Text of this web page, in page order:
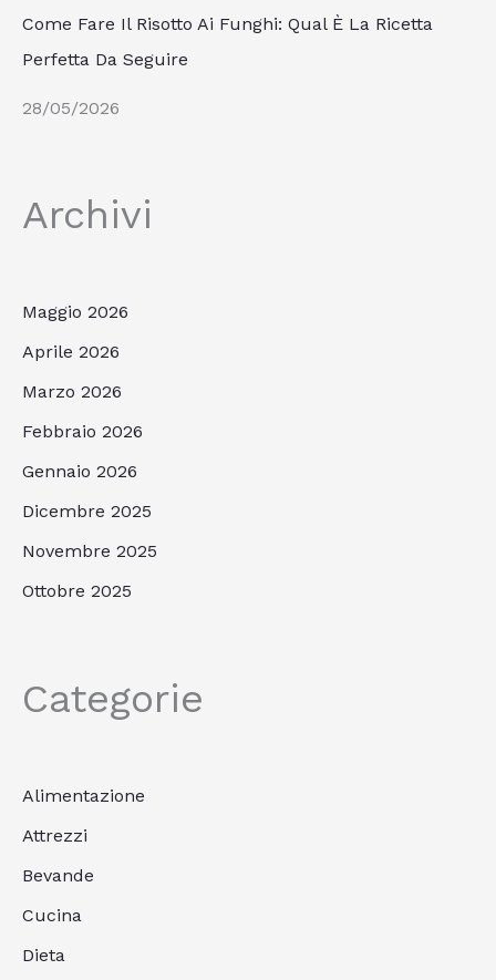
Come Fare Il Risotto Ai Funghi: Qual È La Ricetta
Perfetta Da Seguire
28/05/2026
Archivi
Maggio 2026
Aprile 2026
Marzo 2026
Febbraio 2026
Gennaio 2026
Dicembre 2025
Novembre 2025
Ottobre 2025
Categorie
Alimentazione
Attrezzi
Bevande
Cucina
Dieta